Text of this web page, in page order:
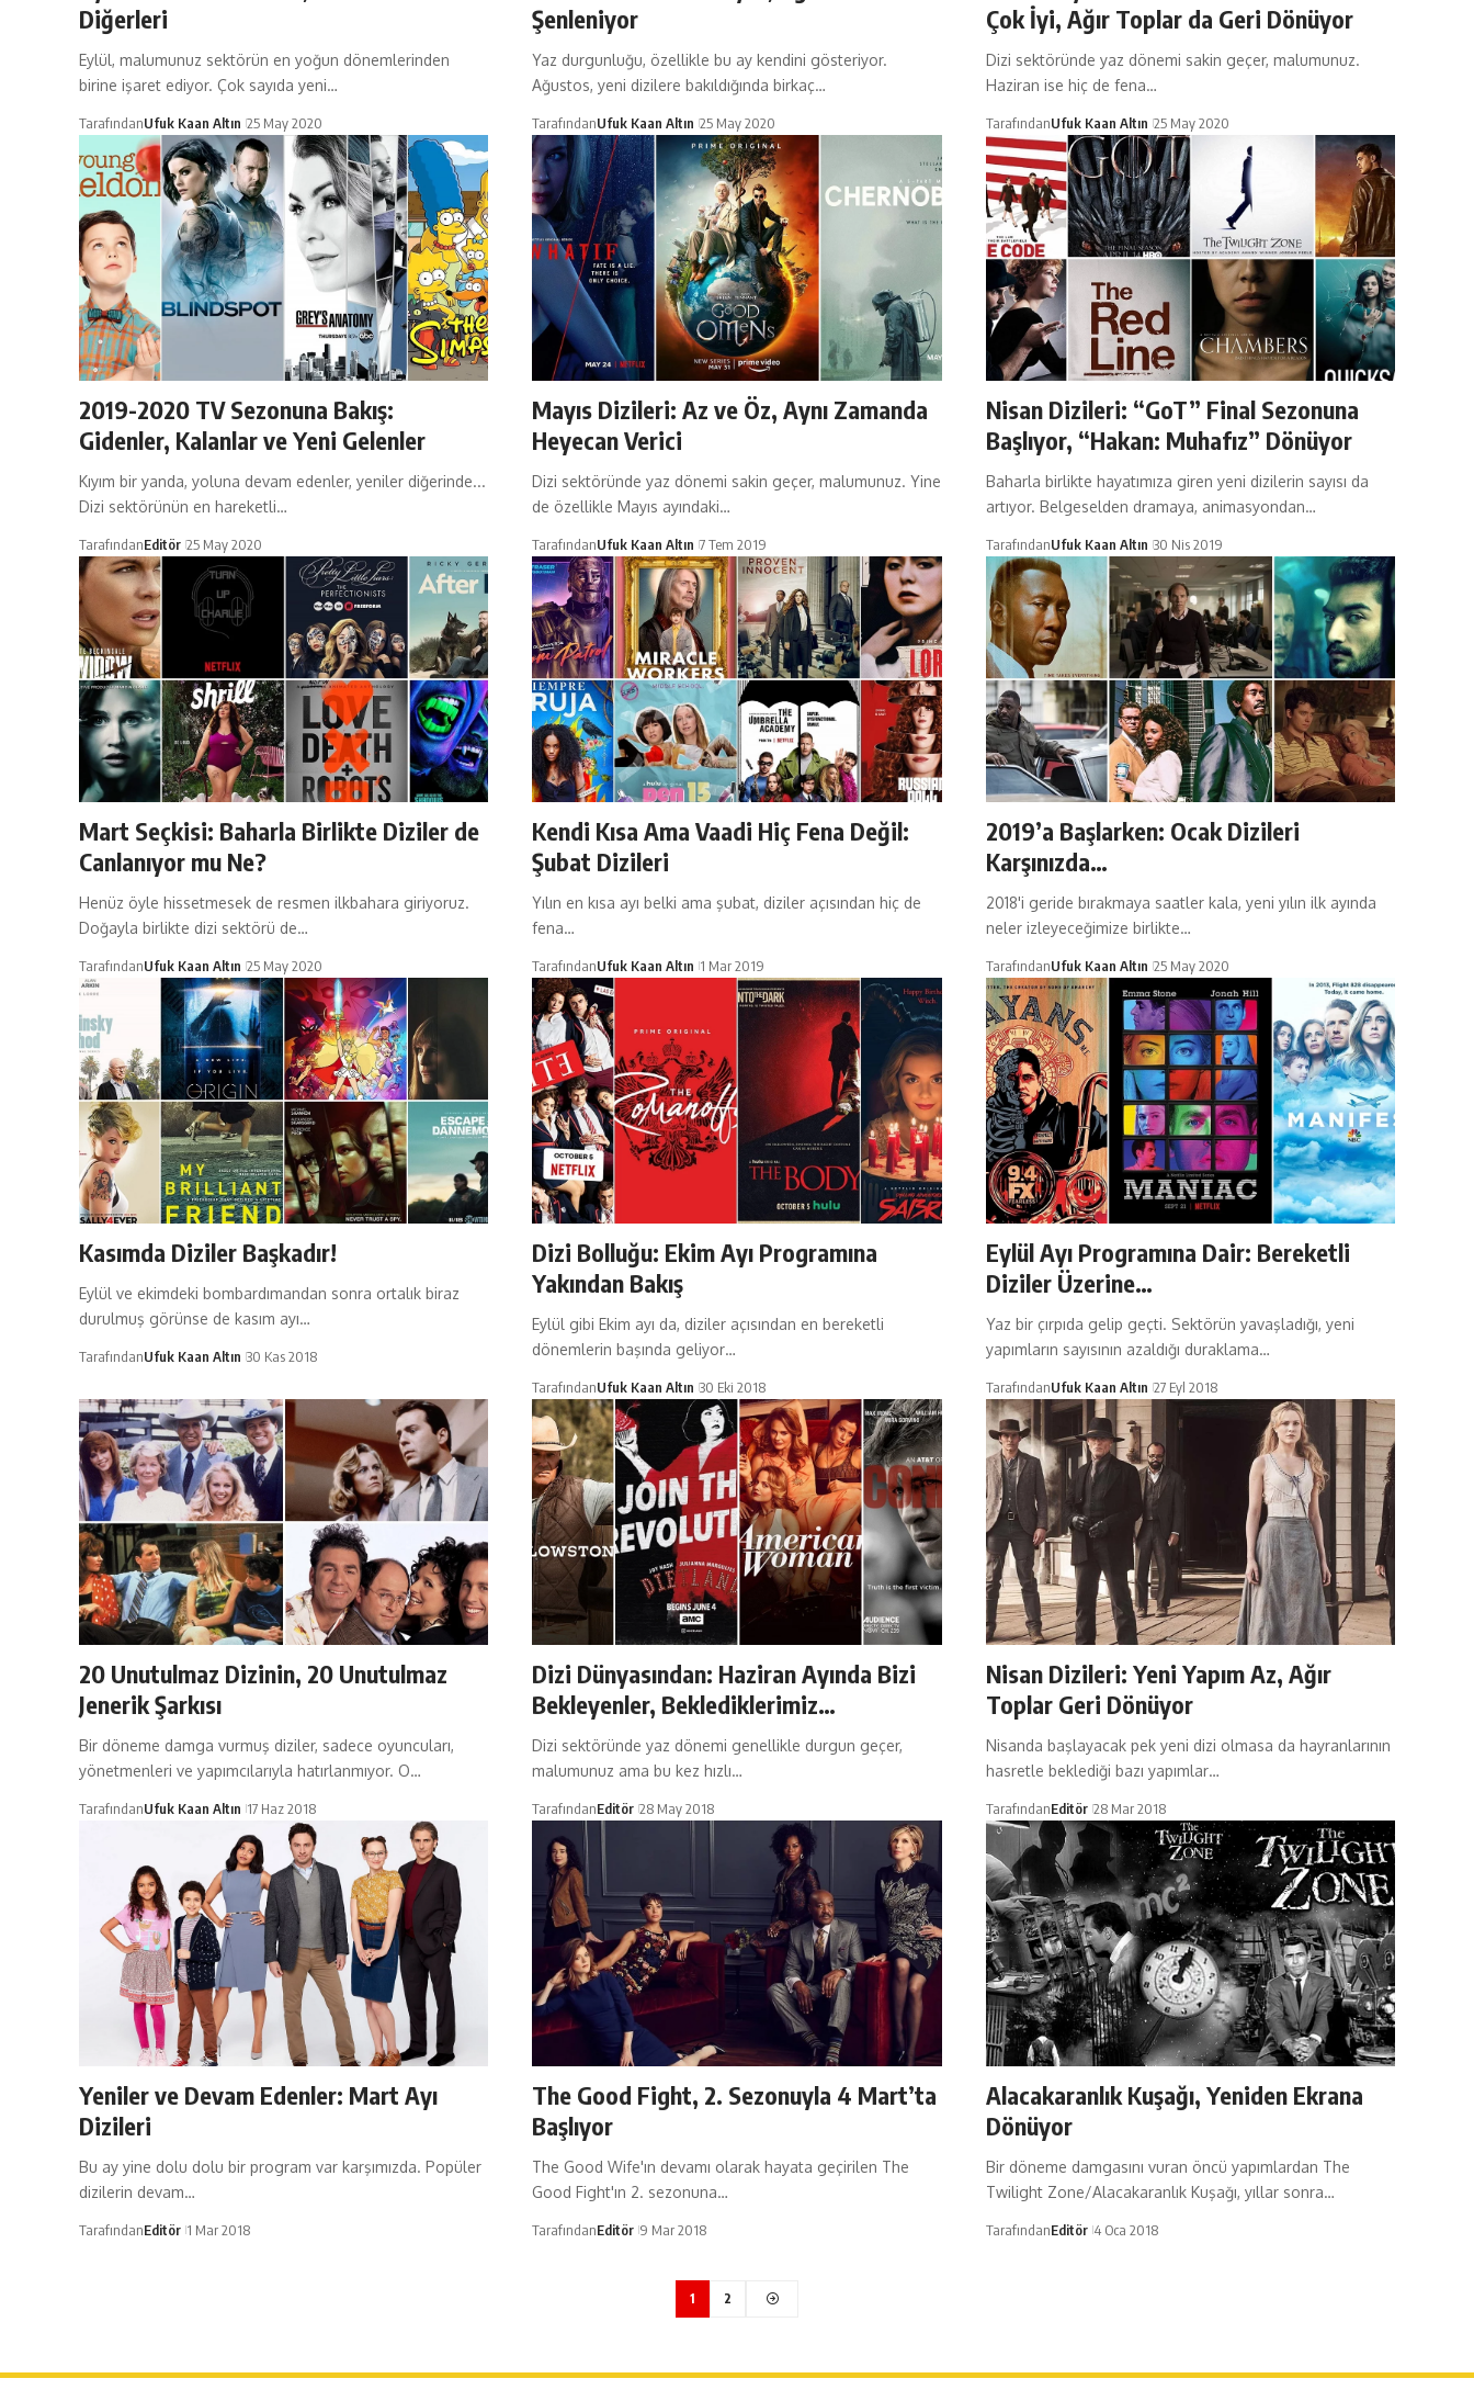
Diğerleri
Eylül, malumunuz sektörün en yoğun dönemlerinden
birine işaret ediyor. Çok sayıda yeni…
TarafındanUfuk Kaan Altın 25 May 2020
Şenleniyor
Yaz durgunluğu, özellikle bu ay kendini gösteriyor.
Ağustos, yeni dizilere bakıldığında birkaç…
TarafındanUfuk Kaan Altın 25 May 2020
Çok İyi, Ağır Toplar da Geri Dönüyor
Dizi sektöründe yaz dönemi sakin geçer, malumunuz.
Haziran ise hiç de fena…
TarafındanUfuk Kaan Altın 25 May 2020
2019-2020 TV Sezonuna Bakış:
Gidenler, Kalanlar ve Yeni Gelenler
Kıyım bir yanda, yoluna devam edenler, yeniler diğerinde...
Dizi sektörünün en hareketli…
TarafındanEditör 25 May 2020
Mayıs Dizileri: Az ve Öz, Aynı Zamanda
Heyecan Verici
Dizi sektöründe yaz dönemi sakin geçer, malumunuz. Yine
de özellikle Mayıs ayındaki…
TarafındanUfuk Kaan Altın 7 Tem 2019
Nisan Dizileri: “GoT” Final Sezonuna
Başlıyor, “Hakan: Muhafız” Dönüyor
Baharla birlikte hayatımıza giren yeni dizilerin sayısı da
artıyor. Belgeselden dramaya, animasyondan…
TarafındanUfuk Kaan Altın 30 Nis 2019
Mart Seçkisi: Baharla Birlikte Diziler de
Canlanıyor mu Ne?
Henüz öyle hissetmesek de resmen ilkbahara giriyoruz.
Doğayla birlikte dizi sektörü de…
TarafındanUfuk Kaan Altın 25 May 2020
Kendi Kısa Ama Vaadi Hiç Fena Değil:
Şubat Dizileri
Yılın en kısa ayı belki ama şubat, diziler açısından hiç de
fena…
TarafındanUfuk Kaan Altın 1 Mar 2019
2019’a Başlarken: Ocak Dizileri
Karşınızda…
2018'i geride bırakmaya saatler kala, yeni yılın ilk ayında
neler izleyeceğimize birlikte…
TarafındanUfuk Kaan Altın 25 May 2020
Kasımda Diziler Başkadır!
Eylül ve ekimdeki bombardımandan sonra ortalık biraz
durulmuş görünse de kasım ayı…
TarafındanUfuk Kaan Altın 30 Kas 2018
Dizi Bolluğu: Ekim Ayı Programına
Yakından Bakış
Eylül gibi Ekim ayı da, diziler açısından en bereketli
dönemlerin başında geliyor…
TarafındanUfuk Kaan Altın 30 Eki 2018
Eylül Ayı Programına Dair: Bereketli
Diziler Üzerine…
Yaz bir çırpıda gelip geçti. Sektörün yavaşladığı, yeni
yapımların sayısının azaldığı duraklama…
TarafındanUfuk Kaan Altın 27 Eyl 2018
20 Unutulmaz Dizinin, 20 Unutulmaz
Jenerik Şarkısı
Bir döneme damga vurmuş diziler, sadece oyuncuları,
yönetmenleri ve yapımcılarıyla hatırlanmıyor. O…
TarafındanUfuk Kaan Altın 17 Haz 2018
Dizi Dünyasından: Haziran Ayında Bizi
Bekleyenler, Beklediklerimiz…
Dizi sektöründe yaz dönemi genellikle durgun geçer,
malumunuz ama bu kez hızlı…
TarafındanEditör 28 May 2018
Nisan Dizileri: Yeni Yapım Az, Ağır
Toplar Geri Dönüyor
Nisanda başlayacak pek yeni dizi olmasa da hayranlarının
hasretle beklediği bazı yapımlar…
TarafındanEditör 28 Mar 2018
Yeniler ve Devam Edenler: Mart Ayı
Dizileri
Bu ay yine dolu dolu bir program var karşımızda. Popüler
dizilerin devam…
TarafındanEditör 1 Mar 2018
The Good Fight, 2. Sezonuyla 4 Mart’ta
Başlıyor
The Good Wife'ın devamı olarak hayata geçirilen The
Good Fight'ın 2. sezonuna…
TarafındanEditör 9 Mar 2018
Alacakaranlık Kuşağı, Yeniden Ekrana
Dönüyor
Bir döneme damgasını vuran öncü yapımlardan The
Twilight Zone/Alacakaranlık Kuşağı, yıllar sonra…
TarafındanEditör 4 Oca 2018
1 2